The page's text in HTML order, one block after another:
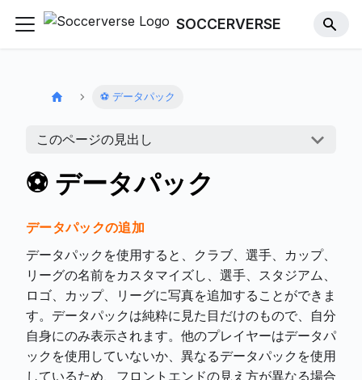
SOCCERVERSE
⚽ データパック
このページの見出し
⚽ データパック
データパックの追加
データパックを使用すると、クラブ、選手、カップ、
リーグの名前をカスタマイズし、選手、スタジアム、
ロゴ、カップ、リーグに写真を追加することができま
す。データパックは純粋に見た目だけのもので、自分
自身にのみ表示されます。他のプレイヤーはデータパ
ックを使用していないか、異なるデータパックを使用
しているため、フロントエンドの見え方が異なる場合